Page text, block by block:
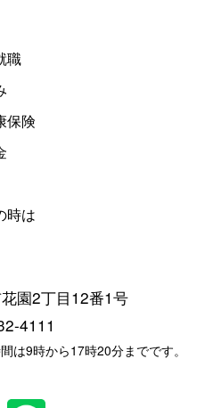
職
保険
時は
園2丁目12番1号
4111
は9時から17時20分までです。